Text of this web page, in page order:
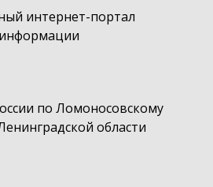
интернет-портал
по Ломоносовскому
области